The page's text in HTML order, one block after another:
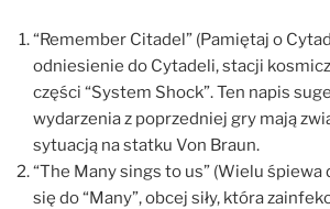
“Remember Citadel” (Pamiętaj o
odniesienie do Cytadeli, stacji
części “System Shock”. Ten napis
wydarzenia z poprzedniej gry mają
sytuacją na statku Von Braun.
“The Many sings to us” (Wielu śpiewa
się do “Many”, obcej siły, która